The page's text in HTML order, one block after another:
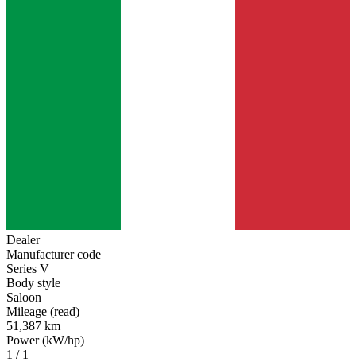
Dealer
Manufacturer code
Series V
Body style
Saloon
Mileage (read)
51,387 km
Power (kW/hp)
1 / 1